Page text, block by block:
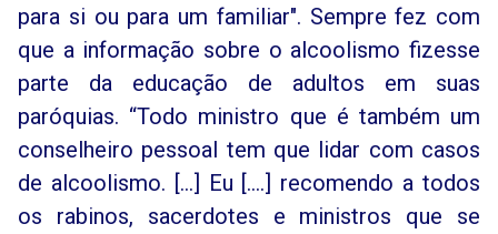
para si ou para um familiar". Sempre fez com
que a informação sobre o alcoolismo fizesse
parte da educação de adultos em suas
paróquias. “Todo ministro que é também um
conselheiro pessoal tem que lidar com casos
de alcoolismo. [...] Eu [....] recomendo a todos
os rabinos, sacerdotes e ministros que se